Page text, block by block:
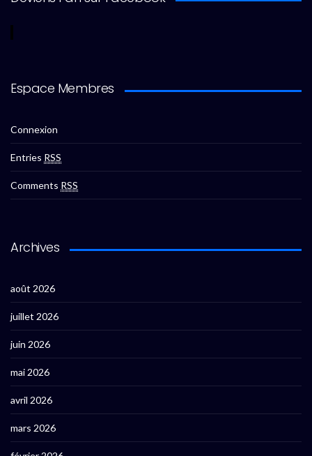
Espace Membres
Connexion
Entries RSS
Comments RSS
Archives
août 2026
juillet 2026
juin 2026
mai 2026
avril 2026
mars 2026